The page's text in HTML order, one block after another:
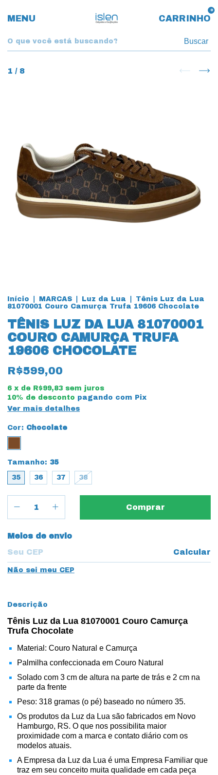
MENU CARRINHO
0
Buscar
1 / 8
Início MARCAS Luz da Lua
Tênis Luz da Lua
81070001 Couro Camurça Trufa 19606 Chocolate
TÊNIS LUZ DA LUA 81070001
COURO CAMURÇA TRUFA
19606 CHOCOLATE
R$599,00
6 x de R$99,83 sem juros
10% de desconto pagando com Pix
Ver mais detalhes
Cor: Chocolate
Tamanho: 35
35 36 37 38
Entregas para o CEP:
Meios de envio
Calcular
Não sei meu CEP
Descrição
Tênis Luz da Lua 81070001 Couro Camurça
Trufa Chocolate
Material: Couro Natural e Camurça
Palmilha confeccionada em Couro Natural
Solado com 3 cm de altura na parte de trás e 2 cm na
parte da frente
Peso: 318 gramas (o pé) baseado no número 35.
Os produtos da Luz da Lua são fabricados em Novo
Hamburgo, RS. O que nos possibilita maior
proximidade com a marca e contato diário com os
modelos atuais.
A Empresa da Luz da Lua é uma Empresa Familiar que
traz em seu conceito muita qualidade em cada peça